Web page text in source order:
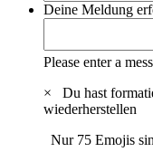
Deine Meldung
Please enter a
×
Du hast
wiederherstellen
Nur 75 Emojis